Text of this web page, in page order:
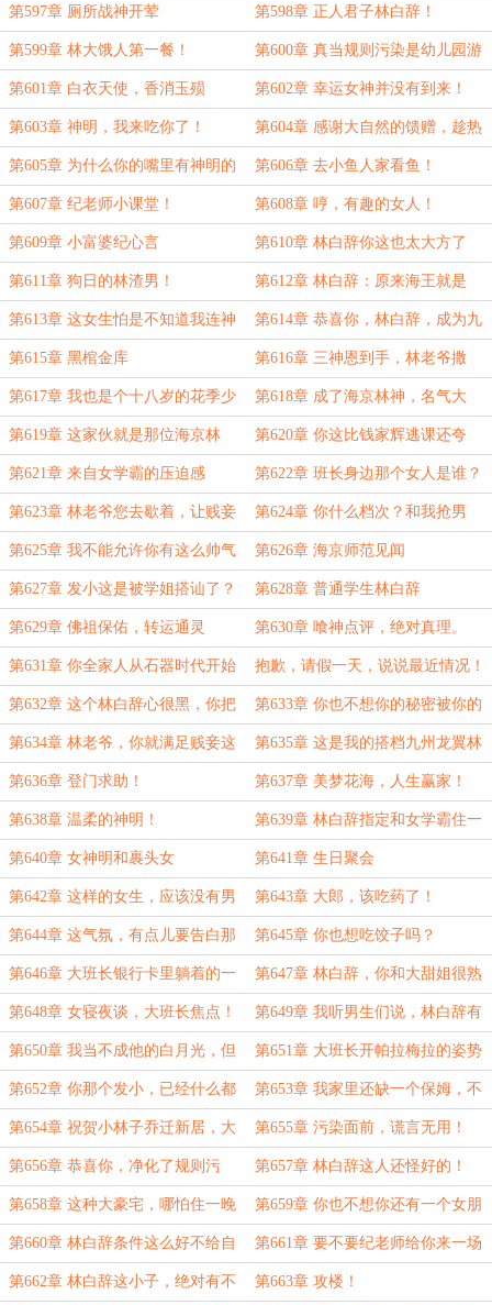
第597章 厕所战神开荤 第598章 正人君子林白辞！
第599章 林大饿人第一餐！ 第600章 真当规则污染是幼儿园游
戏呀？
第601章 白衣天使，香消玉殒 第602章 幸运女神并没有到来！
第603章 神明，我来吃你了！ 第604章 感谢大自然的馈赠，趁热
开吃！
第605章 为什么你的嘴里有神明的
味道？
第606章 去小鱼人家看鱼！
第607章 纪老师小课堂！ 第608章 哼，有趣的女人！
第609章 小富婆纪心言 第610章 林白辞你这也太大方了
吧？
第611章 狗日的林渣男！ 第612章 林白辞：原来海王就是
我？
第613章 这女生怕是不知道我连神
明都吃过吧？
第614章 恭喜你，林白辞，成为九
州最年轻的龙翼！
第615章 黑棺金库 第616章 三神恩到手，林老爷撒
钱！
第617章 我也是个十八岁的花季少
女，秀秀恩爱，不过分吧？
第618章 成了海京林神，名气大
了，连个阿姨都不肯叫了？
第619章 这家伙就是那位海京林
神？新晋的九州龙翼？
第620章 你这比钱家辉逃课还夸
张，人家家里有矿，你家里也有吗？
第621章 来自女学霸的压迫感 第622章 班长身边那个女人是谁？
真他么漂亮呀！
第623章 林老爷您去歇着，让贱妾
来操持！
第624章 你什么档次？和我抢男
人？
第625章 我不能允许你有这么帅气
的男朋友，必须绝交！
第626章 海京师范见闻
第627章 发小这是被学姐搭讪了？ 第628章 普通学生林白辞
第629章 佛祖保佑，转运通灵 第630章 喰神点评，绝对真理。
第631章 你全家人从石器时代开始
打工，攒出来的钱都不够林神一年薪
水。
抱歉，请假一天，说说最近情况！
第632章 这个林白辞心很黑，你把
握不住的！
第633章 你也不想你的秘密被你的
发小知道吧？
第634章 林老爷，你就满足贱妾这
个小小的要求吧？
第635章 这是我的搭档九州龙翼林
白辞！
第636章 登门求助！ 第637章 美梦花海，人生赢家！
第638章 温柔的神明！ 第639章 林白辞指定和女学霸住一
起了！
第640章 女神明和裹头女 第641章 生日聚会
第642章 这样的女生，应该没有男
生不喜欢吧？
第643章 大郎，该吃药了！
第644章 这气氛，有点儿要告白那
劲儿了。
第645章 你也想吃饺子吗？
第646章 大班长银行卡里躺着的一
个亿你当是P出来的呀？
第647章 林白辞，你和大甜姐很熟
吗？
第648章 女寝夜谈，大班长焦点！ 第649章 我听男生们说，林白辞有
八块腹肌？
第650章 我当不成他的白月光，但
我可以当他的后妈！
第651章 大班长开帕拉梅拉的姿势
好帅呀！
第652章 你那个发小，已经什么都
和我说了！
第653章 我家里还缺一个保姆，不
知道阿姨有没有兴趣？
第654章 祝贺小林子乔迁新居，大
吉大利，天天吃鸡。
第655章 污染面前，谎言无用！
第656章 恭喜你，净化了规则污
染，人生丧钟！
第657章 林白辞这人还怪好的！
第658章 这种大豪宅，哪怕住一晚
也好！
第659章 你也不想你还有一个女朋
友的事情被纪心言知道吧？
第660章 林白辞条件这么好不给自
己当女婿简直太可惜了！
第661章 要不要纪老师给你来一场
秘密教学？
第662章 林白辞这小子，绝对有不 第663章 攻楼！